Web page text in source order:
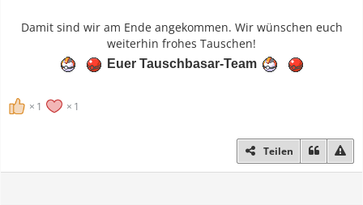
Damit sind wir am Ende angekommen. Wir wünschen euch
weiterhin frohes Tauschen!
Euer Tauschbasar-Team
1 1
Teilen